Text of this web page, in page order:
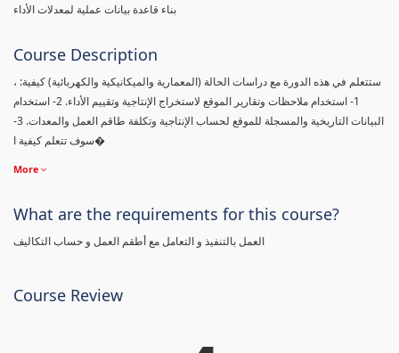
بناء قاعدة بيانات عملية لمعدلات الأداء
Course Description
، ستتعلم في هذه الدورة مع دراسات الحالة (المعمارية والميكانيكية والكهربائية) كيفية:
1- استخدام ملاحظات وتقارير الموقع لاستخراج الإنتاجية وتقييم الأداء. 2- استخدام
البيانات التاريخية والمسجلة للموقع لحساب الإنتاجية وتكلفة طاقم العمل والمعدات. 3-
سوف تتعلم كيفية ا�
More
What are the requirements for this course?
العمل بالتنفيذ و التعامل مع أطقم العمل و حساب التكاليف
Course Review